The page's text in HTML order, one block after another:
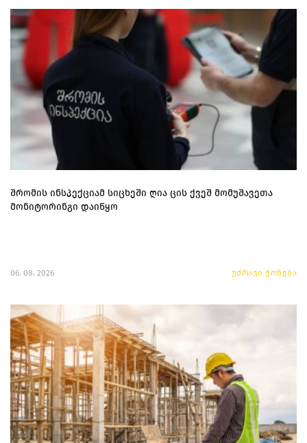
შრომის ინსპექციამ სიცხეში ღია ცის ქვეშ მომუშავეთა
მონიტორინგი დაიწყო
06. 08. 2026 უძრავი ქონება